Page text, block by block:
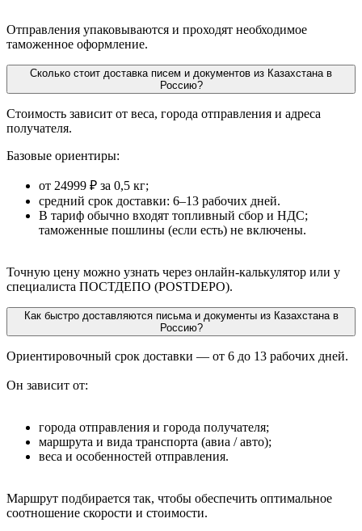
Отправления упаковываются и проходят необходимое
таможенное оформление.
Сколько стоит доставка писем и документов из Казахстана в
Россию?
Стоимость зависит от веса, города отправления и адреса
получателя.
Базовые ориентиры:
от 24999 ₽ за 0,5 кг;
средний срок доставки: 6–13 рабочих дней.
В тариф обычно входят топливный сбор и НДС;
таможенные пошлины (если есть) не включены.
Точную цену можно узнать через онлайн-калькулятор или у
специалиста ПОСТДЕПО (POSTDEPO).
Как быстро доставляются письма и документы из Казахстана в
Россию?
Ориентировочный срок доставки — от 6 до 13 рабочих дней.
Он зависит от:
города отправления и города получателя;
маршрута и вида транспорта (авиа / авто);
веса и особенностей отправления.
Маршрут подбирается так, чтобы обеспечить оптимальное
соотношение скорости и стоимости.